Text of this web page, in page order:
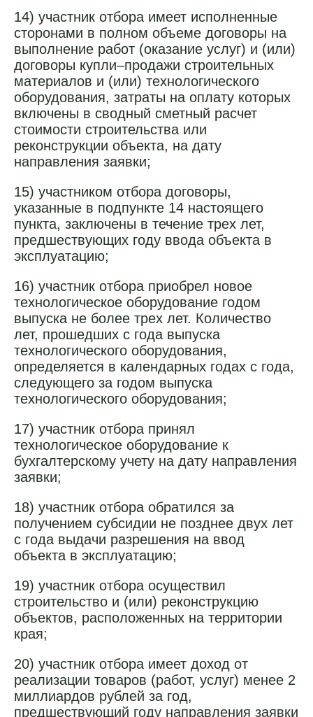
14) участник отбора имеет исполненные
сторонами в полном объеме договоры на
выполнение работ (оказание услуг) и (или)
договоры купли–продажи строительных
материалов и (или) технологического
оборудования, затраты на оплату которых
включены в сводный сметный расчет
стоимости строительства или
реконструкции объекта, на дату
направления заявки;
15) участником отбора договоры,
указанные в подпункте 14 настоящего
пункта, заключены в течение трех лет,
предшествующих году ввода объекта в
эксплуатацию;
16) участник отбора приобрел новое
технологическое оборудование годом
выпуска не более трех лет. Количество
лет, прошедших с года выпуска
технологического оборудования,
определяется в календарных годах с года,
следующего за годом выпуска
технологического оборудования;
17) участник отбора принял
технологическое оборудование к
бухгалтерскому учету на дату направления
заявки;
18) участник отбора обратился за
получением субсидии не позднее двух лет
с года выдачи разрешения на ввод
объекта в эксплуатацию;
19) участник отбора осуществил
строительство и (или) реконструкцию
объектов, расположенных на территории
края;
20) участник отбора имеет доход от
реализации товаров (работ, услуг) менее 2
миллиардов рублей за год,
предшествующий году направления заявки